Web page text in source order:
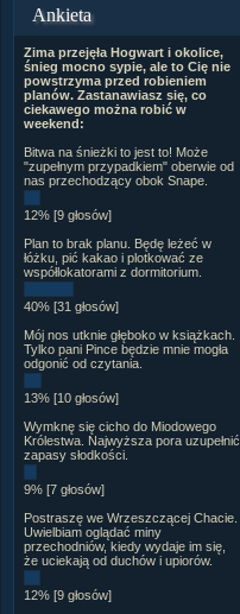
Ankieta
Zima przejęła Hogwart i okolice,
śnieg mocno sypie, ale to Cię nie
powstrzyma przed robieniem
planów. Zastanawiasz się, co
ciekawego można robić w
weekend:
Bitwa na śnieżki to jest to! Może
"zupełnym przypadkiem" oberwie od
nas przechodzący obok Snape.
12% [9 głosów]
Plan to brak planu. Będę leżeć w
łóżku, pić kakao i plotkować ze
współlokatorami z dormitorium.
40% [31 głosów]
Mój nos utknie głęboko w książkach.
Tylko pani Pince będzie mnie mogła
odgonić od czytania.
13% [10 głosów]
Wymknę się cicho do Miodowego
Królestwa. Najwyższa pora uzupełnić
zapasy słodkości.
9% [7 głosów]
Postraszę we Wrzeszczącej Chacie.
Uwielbiam oglądać miny
przechodniów, kiedy wydaje im się,
że uciekają od duchów i upiorów.
12% [9 głosów]